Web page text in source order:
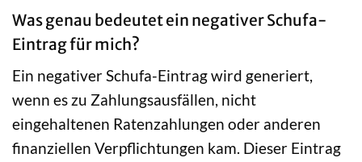
Was genau bedeutet ein negativer Schufa-
Eintrag für mich?
Ein negativer Schufa-Eintrag wird generiert,
wenn es zu Zahlungsausfällen, nicht
eingehaltenen Ratenzahlungen oder anderen
finanziellen Verpflichtungen kam. Dieser Eintrag